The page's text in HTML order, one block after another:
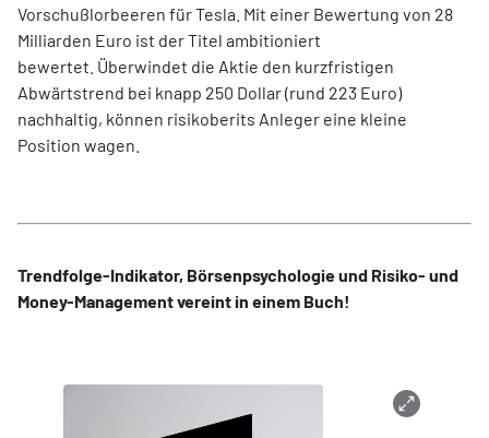
Vorschußlorbeeren für Tesla. Mit einer Bewertung von 28
Milliarden Euro ist der Titel ambitioniert
bewertet. Überwindet die Aktie den kurzfristigen
Abwärtstrend bei knapp 250 Dollar (rund 223 Euro)
nachhaltig, können risikoberits Anleger eine kleine
Position wagen.
Trendfolge-Indikator, Börsenpsychologie und Risiko- und
Money-Management vereint in einem Buch!